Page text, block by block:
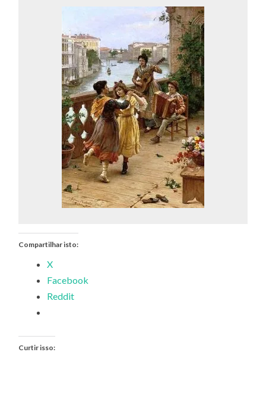
Compartilhar isto:
X
Facebook
Reddit
Curtir isso: